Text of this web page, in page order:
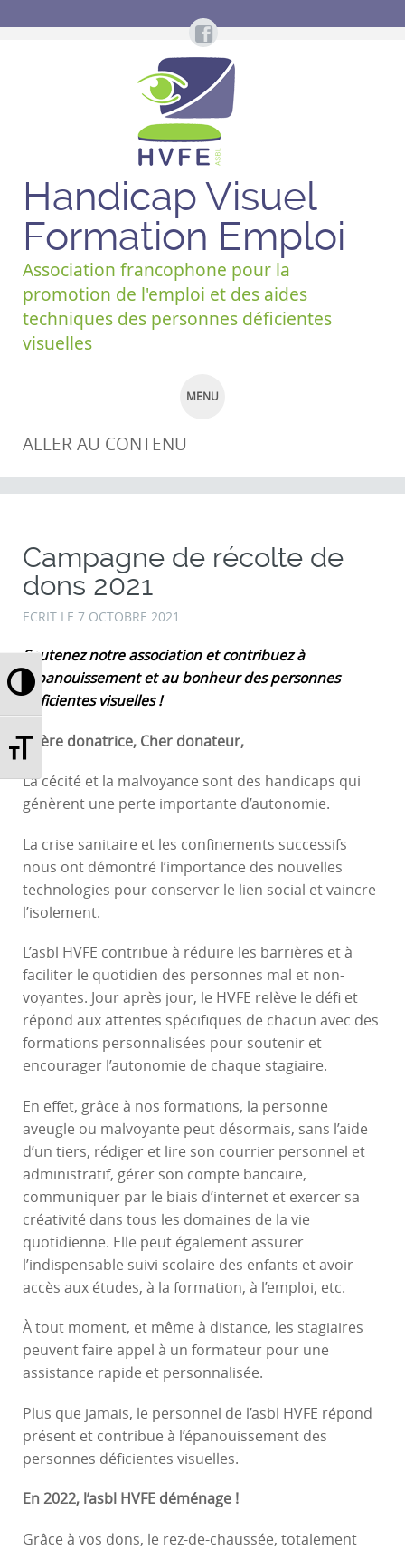
Passer en contraste élevé
Changer la taille de la police
Handicap Visuel
Formation Emploi
Association francophone pour la
promotion de l'emploi et des aides
techniques des personnes déficientes
visuelles
MENU
ALLER AU CONTENU
Campagne de récolte de
dons 2021
ECRIT LE 7 OCTOBRE 2021
Soutenez notre association et contribuez à
l’épanouissement et au bonheur des personnes
déficientes visuelles !
Chère donatrice, Cher donateur,
La cécité et la malvoyance sont des handicaps qui
génèrent une perte importante d’autonomie.
La crise sanitaire et les confinements successifs
nous ont démontré l’importance des nouvelles
technologies pour conserver le lien social et vaincre
l’isolement.
L’asbl HVFE contribue à réduire les barrières et à
faciliter le quotidien des personnes mal et non-
voyantes. Jour après jour, le HVFE relève le défi et
répond aux attentes spécifiques de chacun avec des
formations personnalisées pour soutenir et
encourager l’autonomie de chaque stagiaire.
En effet, grâce à nos formations, la personne
aveugle ou malvoyante peut désormais, sans l’aide
d’un tiers, rédiger et lire son courrier personnel et
administratif, gérer son compte bancaire,
communiquer par le biais d’internet et exercer sa
créativité dans tous les domaines de la vie
quotidienne. Elle peut également assurer
l’indispensable suivi scolaire des enfants et avoir
accès aux études, à la formation, à l’emploi, etc.
À tout moment, et même à distance, les stagiaires
peuvent faire appel à un formateur pour une
assistance rapide et personnalisée.
Plus que jamais, le personnel de l’asbl HVFE répond
présent et contribue à l’épanouissement des
personnes déficientes visuelles.
En 2022, l’asbl HVFE déménage !
Grâce à vos dons, le rez-de-chaussée, totalement